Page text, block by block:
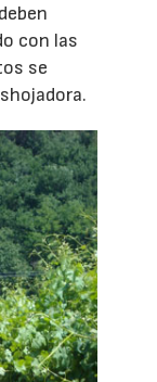
con las
se